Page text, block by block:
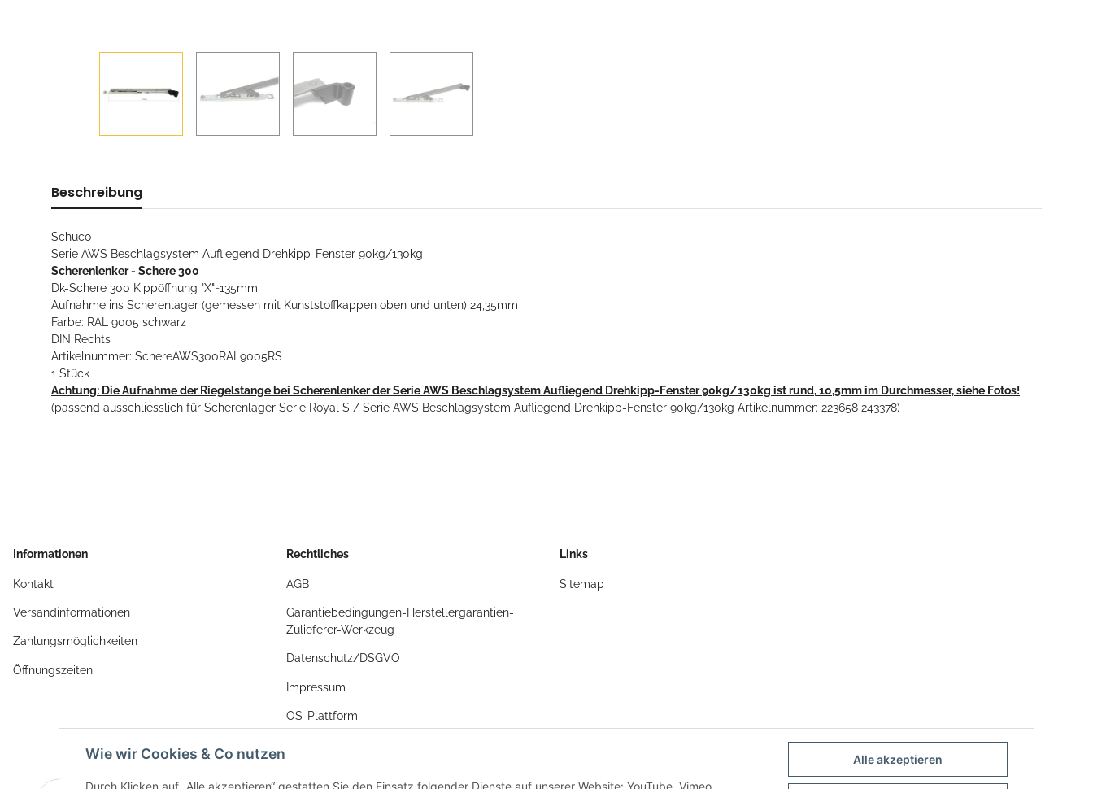
Alle akzeptieren
Wie wir Cookies & Co nutzen
Beschreibung
Schüco
Serie AWS Beschlagsystem Aufliegend Drehkipp-Fenster 90kg/130kg
Scherenlenker - Schere 300
Dk-Schere 300 Kippöffnung "X"=135mm
Aufnahme ins Scherenlager (gemessen mit Kunststoffkappen oben und unten) 24,35mm
Farbe: RAL 9005 schwarz
DIN Rechts
Artikelnummer: SchereAWS300RAL9005RS
1 Stück
Achtung: Die Aufnahme der Riegelstange bei Scherenlenker der Serie AWS Beschlagsystem Aufliegend Drehkipp-Fenster 90kg/130kg ist rund, 10,5mm im Durchmesser, siehe Fotos!
(passend ausschliesslich für Scherenlager Serie Royal S / Serie AWS Beschlagsystem Aufliegend Drehkipp-Fenster 90kg/130kg Artikelnummer: 223658 243378)
Informationen
Kontakt
Versandinformationen
Zahlungsmöglichkeiten
Öffnungszeiten
Rechtliches
AGB
Garantiebedingungen-Herstellergarantien-
Zulieferer-Werkzeug
Datenschutz/DSGVO
Impressum
OS-Plattform
Links
Sitemap